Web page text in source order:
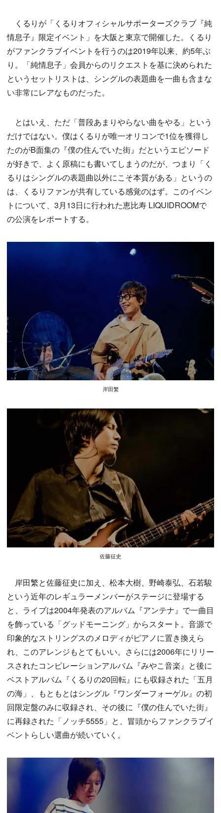
くるりが「くるりオフィシャルサポーターズクラブ『純
情息子』限定イベント」を大阪と東京で開催した。くるり
がファンクラブイベントを行うのは2019年以来、約5年ぶ
り。「純情息子」会員からのリクエストを基に決められた
というセットリストは、シングルの表題曲を一曲も含まな
い非常にレアなものだった。
とはいえ、ただ「普段あまりやらない曲をやる」という
だけではない。僕はくるりが唯一オリコンで1位を獲得し
たのがB面集の『僕の住んでいた街』だというエピソード
が好きで、よく原稿にも書いてしまうのだが、つまり「く
るりはシングルの表題曲以外にこそ本質がある」というの
は、くるりファンが共有している感覚のはず。このイベン
トについて、3月13日に行われた恵比寿 LIQUIDROOMで
の公演をレポートする。
岸田繁
佐藤征史
岸田繁と佐藤征史に加え、松本大樹、野崎泰弘、石若駿
という近年のレギュラーメンバーがステージに登場する
と、ライブは2004年発表のアルバム『アンテナ』で一曲目
を飾っている「グッドモーニング」からスタート。音源で
印象的なストリングスのメロディがピアノに置き換えら
れ、このアレンジもとてもいい。さらには2006年にリリー
スされたコンピレーションアルバム『みやこ音楽』と後に
ベストアルバム『くるりの20回転』にも収録された「五月
の海」、もともとはシングル『ワンダーフォーゲル』の初
回限定盤のみに収録され、その後に『僕の住んでいた街』
に再録された「ノッチ5555」と、冒頭からファンクラブイ
ベントらしい選曲が続いていく。